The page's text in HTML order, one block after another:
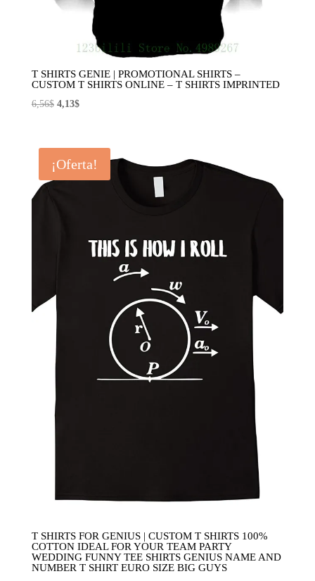
T SHIRTS GENIE | PROMOTIONAL SHIRTS –
CUSTOM T SHIRTS ONLINE – T SHIRTS IMPRINTED
6,56$ El
era:
6,56$.
4,13$El
es:
4,13$.
¡Oferta!
T SHIRTS FOR GENIUS | CUSTOM T SHIRTS 100%
COTTON IDEAL FOR YOUR TEAM PARTY
WEDDING FUNNY TEE SHIRTS GENIUS NAME AND
NUMBER T SHIRT EURO SIZE BIG GUYS